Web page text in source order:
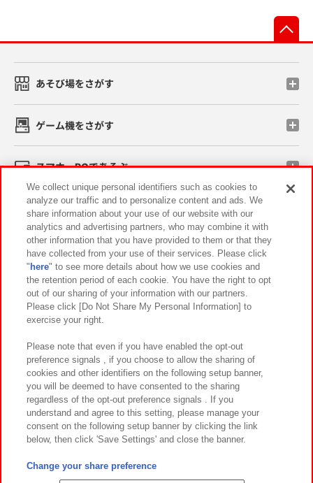
あそび場をさがす
ゲーム機をさがす
スマホ・PCであそぶ
イベント・キャンペーン
関連会社 サステナビリティ サイトポリシー
プライバシーポリシー ウェブアクセシビリティ方針と検証結果
お取引先さまとともに
カスタマーハラスメント対応方針 よくあるご質問・お問い合わせ
©Bandai Namco Amusement Inc.
©Bandai Namco Amusement Lab Inc.
We collect unique personal identifiers such as cookies to
analyze our traffic and to personalize content and ads. We
share information about your use of our website with our
analytics and advertising partners, who may combine it with
other information that you have provided to them or that they
have collected from your use of their services. Please click
" here" to see more details about how we use cookies and
the retention period of each cookie. You have the right to opt
out of our sharing of your information with our partners.
Please click [Do Not Share My Personal Information] to
exercise your right.
Please note that even if you have enabled the opt-out
preference signals , if you choose to allow the sharing of
cookies and other identifiers on the following setup banner,
you will be deemed to have consented to the sharing
regardless of the opt-out preference signals . If you
understand and agree to this setting, please manage your
consent on the following setup banner by clicking the link
below, then click 'Save Settings' and close the banner.
Change your share preference